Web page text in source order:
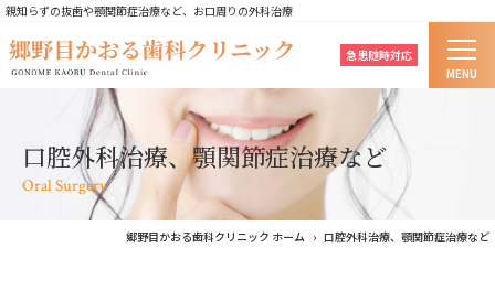
親知らずの抜歯や顎関節症治療など、お口周りの外科治療
急患随時対応
MENU
ホーム
当院の歯科治療のコンセプト
はじめての方へ
口腔外科治療、顎関節症治療など
Oral Surgery
郷野目かおる歯科クリニック ホーム 口腔外科治療、顎関節症治療など